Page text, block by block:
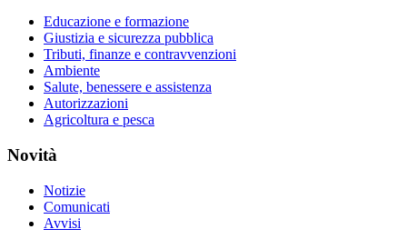
Educazione e formazione
Giustizia e sicurezza pubblica
Tributi, finanze e contravvenzioni
Ambiente
Salute, benessere e assistenza
Autorizzazioni
Agricoltura e pesca
Novità
Notizie
Comunicati
Avvisi